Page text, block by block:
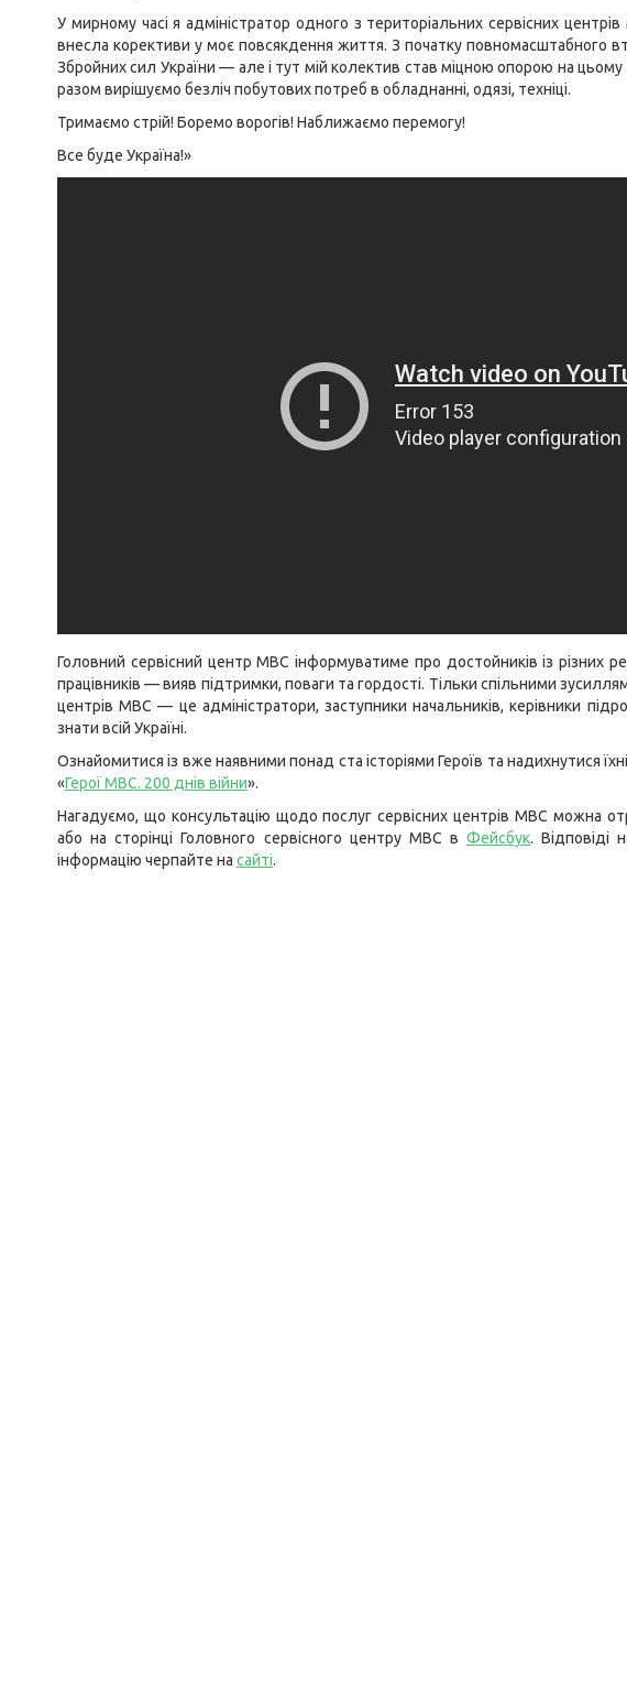
У мирному часі я адміністратор одного з територіальних сервісних
внесла корективи у моє повсякдення життя. З початку повномасштабного
Збройних сил України — але і тут мій колектив став міцною опорою на
разом вирішуємо безліч побутових потреб в обладнанні, одязі, техніці.
Тримаємо стрій! Боремо ворогів! Наближаємо перемогу!
Все буде Україна!»
Головний сервісний центр МВС інформуватиме про достойників із різних
працівників — вияв підтримки, поваги та гордості. Тільки спільними
центрів МВС — це адміністратори, заступники начальників, керівники
знати всій Україні.
Ознайомитися із вже наявними понад ста історіями Героїв та надихнутися
«Герої МВС. 200 днів війни».
Нагадуємо, що консультацію щодо послуг сервісних центрів МВС можна
або на сторінці Головного сервісного центру МВС вФейсбук. Відповіді
інформацію черпайте на сайті.